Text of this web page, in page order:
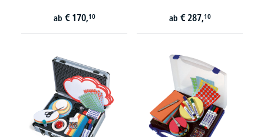
ab € 170,10 ab € 287,10